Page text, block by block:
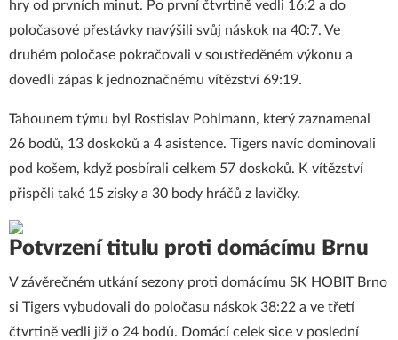
hry od prvních minut. Po první čtvrtině vedli 16:2 a do
poločasové přestávky navýšili svůj náskok na 40:7. Ve
druhém poločase pokračovali v soustředěném výkonu a
dovedli zápas k jednoznačnému vítězství 69:19.
Tahounem týmu byl Rostislav Pohlmann, který zaznamenal
26 bodů, 13 doskoků a 4 asistence. Tigers navíc dominovali
pod košem, když posbírali celkem 57 doskoků. K vítězství
přispěli také 15 zisky a 30 body hráčů z lavičky.
Potvrzení titulu proti domácímu Brnu
V závěrečném utkání sezony proti domácímu SK HOBIT Brno
si Tigers vybudovali do poločasu náskok 38:22 a ve třetí
čtvrtině vedli již o 24 bodů. Domácí celek sice v poslední